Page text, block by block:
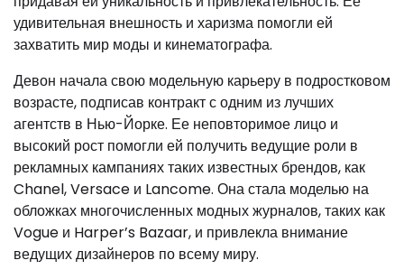
удивительная внешность и харизма помогли ей
захватить мир моды и кинематографа.
Девон начала свою модельную карьеру в подростковом
возрасте, подписав контракт с одним из лучших
агентств в Нью-Йорке. Ее неповторимое лицо и
высокий рост помогли ей получить ведущие роли в
рекламных кампаниях таких известных брендов, как
Chanel, Versace и Lancome. Она стала моделью на
обложках многочисленных модных журналов, таких как
Vogue и Harper’s Bazaar, и привлекла внимание
ведущих дизайнеров по всему миру.